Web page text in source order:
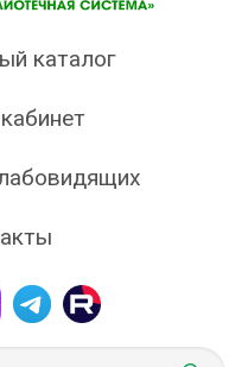
каталог